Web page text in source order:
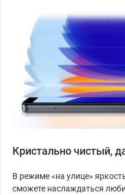
Кристально чистый,
В режиме «на улице»
сможете наслаждаться